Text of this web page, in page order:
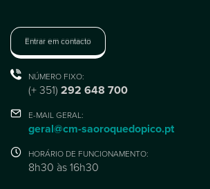
Entrar em contacto
NÚMERO FIXO:
(+ 351) 292 648 700
E-MAIL GERAL:
geral@cm-saoroquedopico.pt
HORÁRIO DE FUNCIONAMENTO:
8h30 às 16h30